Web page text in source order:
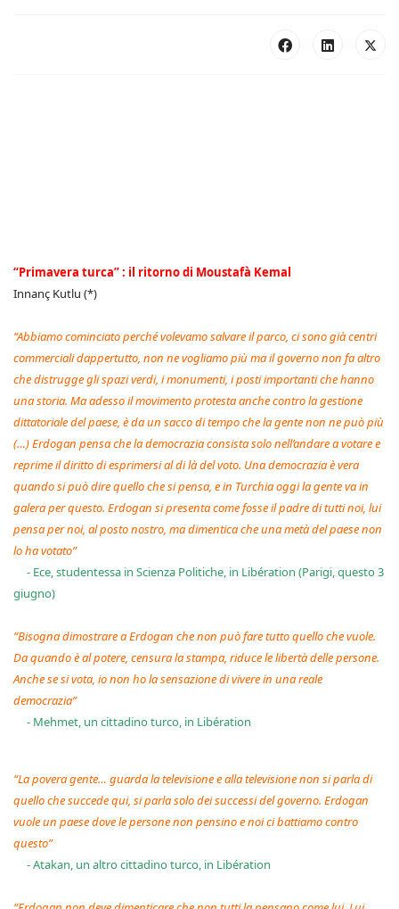
“Primavera turca” : il ritorno di Moustafà Kemal
Innanç Kutlu (*)
“Abbiamo cominciato perché volevamo salvare il parco, ci sono già centri
commerciali dappertutto, non ne vogliamo più ma il governo non fa altro
che distrugge gli spazi verdi, i monumenti, i posti importanti che hanno
una storia. Ma adesso il movimento protesta anche contro la gestione
dittatoriale del paese, è da un sacco di tempo che la gente non ne può più
(…) Erdogan pensa che la democrazia consista solo nell’andare a votare e
reprime il diritto di esprimersi al di là del voto. Una democrazia è vera
quando si può dire quello che si pensa, e in Turchia oggi la gente va in
galera per questo. Erdogan si presenta come fosse il padre di tutti noi, lui
pensa per noi, al posto nostro, ma dimentica che una metà del paese non
lo ha votato”
- Ece, studentessa in Scienza Politiche, in Libération (Parigi, questo 3
giugno)
“Bisogna dimostrare a Erdogan che non può fare tutto quello che vuole.
Da quando è al potere, censura la stampa, riduce le libertà delle persone.
Anche se si vota, io non ho la sensazione di vivere in una reale
democrazia”
- Mehmet, un cittadino turco, in Libération
“La povera gente… guarda la televisione e alla televisione non si parla di
quello che succede qui, si parla solo dei successi del governo. Erdogan
vuole un paese dove le persone non pensino e noi ci battiamo contro
questo”
- Atakan, un altro cittadino turco, in Libération